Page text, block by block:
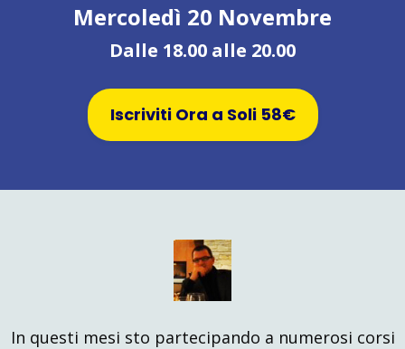
Mercoledì 20 Novembre
Dalle 18.00 alle 20.00
Iscriviti Ora a Soli 58€
In questi mesi sto partecipando a numerosi corsi